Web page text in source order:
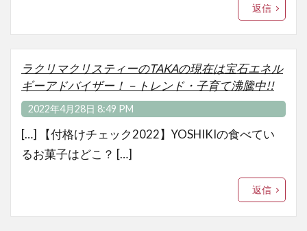
返信
ラクリマクリスティーのTAKAの現在は宝石エネル
ギーアドバイザー！－トレンド・子育て沸騰中!!
2022年4月28日 8:49 PM
[…] 【付格けチェック2022】YOSHIKIの食べてい
るお菓子はどこ？ […]
返信